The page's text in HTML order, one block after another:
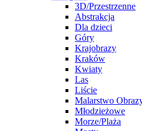
3D/Przestrzenne
Abstrakcja
Dla dzieci
Góry
Krajobrazy
Kraków
Kwiaty
Las
Liście
Malarstwo
Młodzieżowe
Morze/Plaża